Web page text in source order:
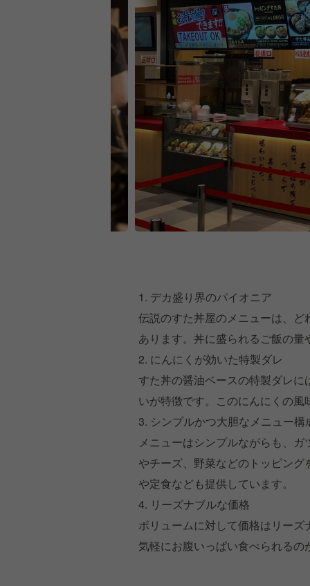
1. デカ盛り界のパイオニア
伝説のすた丼屋のメニューは、
あります。丼に盛られるご飯の
2. にんにくが効いた特製ダレ
すた丼の醤油ベースの特製ダレ
いが特徴です。このにんにくの
3. シンプルかつ大胆なメニュー構
メニューはシンプルながらも、
やチーズ、野菜などのトッピン
や定食なども提供しています。
4. リーズナブルな価格
ボリュームに対して価格はリー
気軽にお腹いっぱい食べられる